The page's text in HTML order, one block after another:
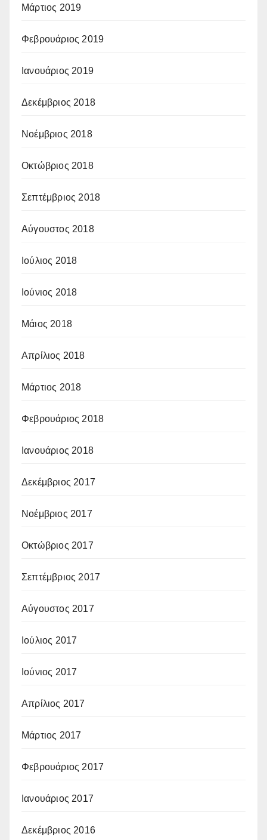
Μάρτιος 2019
Φεβρουάριος 2019
Ιανουάριος 2019
Δεκέμβριος 2018
Νοέμβριος 2018
Οκτώβριος 2018
Σεπτέμβριος 2018
Αύγουστος 2018
Ιούλιος 2018
Ιούνιος 2018
Μάιος 2018
Απρίλιος 2018
Μάρτιος 2018
Φεβρουάριος 2018
Ιανουάριος 2018
Δεκέμβριος 2017
Νοέμβριος 2017
Οκτώβριος 2017
Σεπτέμβριος 2017
Αύγουστος 2017
Ιούλιος 2017
Ιούνιος 2017
Απρίλιος 2017
Μάρτιος 2017
Φεβρουάριος 2017
Ιανουάριος 2017
Δεκέμβριος 2016